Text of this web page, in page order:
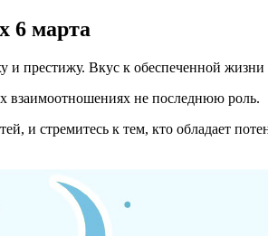
6 марта
престижу. Вкус к обеспеченной
взаимоотношениях не последнюю роль.
и стремитесь к тем, кто обладает